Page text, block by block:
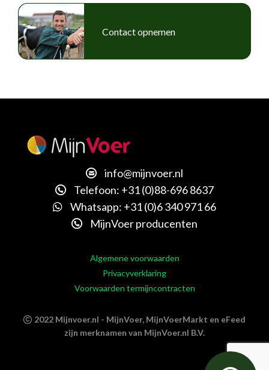
Contact opnemen
info@mijnvoer.nl
Telefoon: +31 (0)88-696 8637
Whatsapp: +31 (0)6 340 971 66
MijnVoer producenten
Algemene voorwaarden
Privacyverklaring
Voorwaarden termijncontracten
2022 Mijnvoer.nl - MijnVoer, MijnVoerMarkt en eFeed
zijn merknamen van MijnVoer.nl B.V.